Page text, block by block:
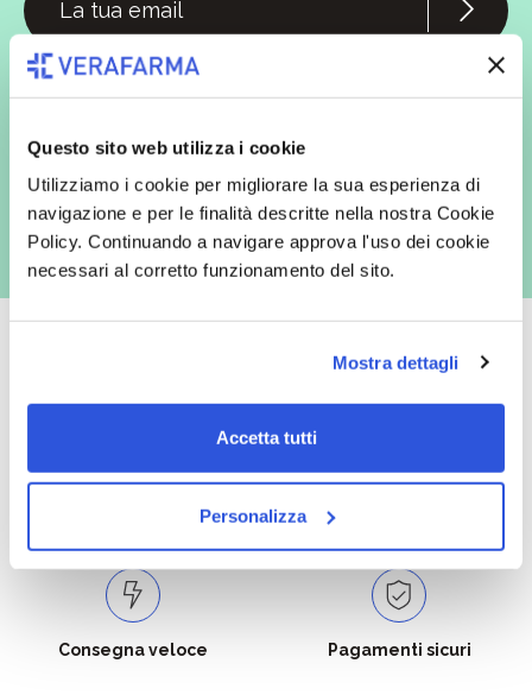
Questo sito web utilizza i cookie
Utilizziamo i cookie per migliorare la sua esperienza di
navigazione e per le finalità descritte nella nostra Cookie
Policy. Continuando a navigare approva l'uso dei cookie
necessari al corretto funzionamento del sito.
Mostra dettagli
Accetta tutti
Personalizza
In qualità di interessato, avendo letto l’informativa
redatta ai sensi del Regolamento EU 2016/679, acconsento
espressamente al trattamento dei miei dati personali per finalità
con inviti e comunicazioni commerciali - e modalità tradizionali, quali ad
Catalogo prodotti ampio e completo
per soddisfare tutte le esigenze.
Con un acquisto minimo di 29.90 €
Spedizioni in tutta Europa a 20€.
Consegna veloce Pagamenti sicuri